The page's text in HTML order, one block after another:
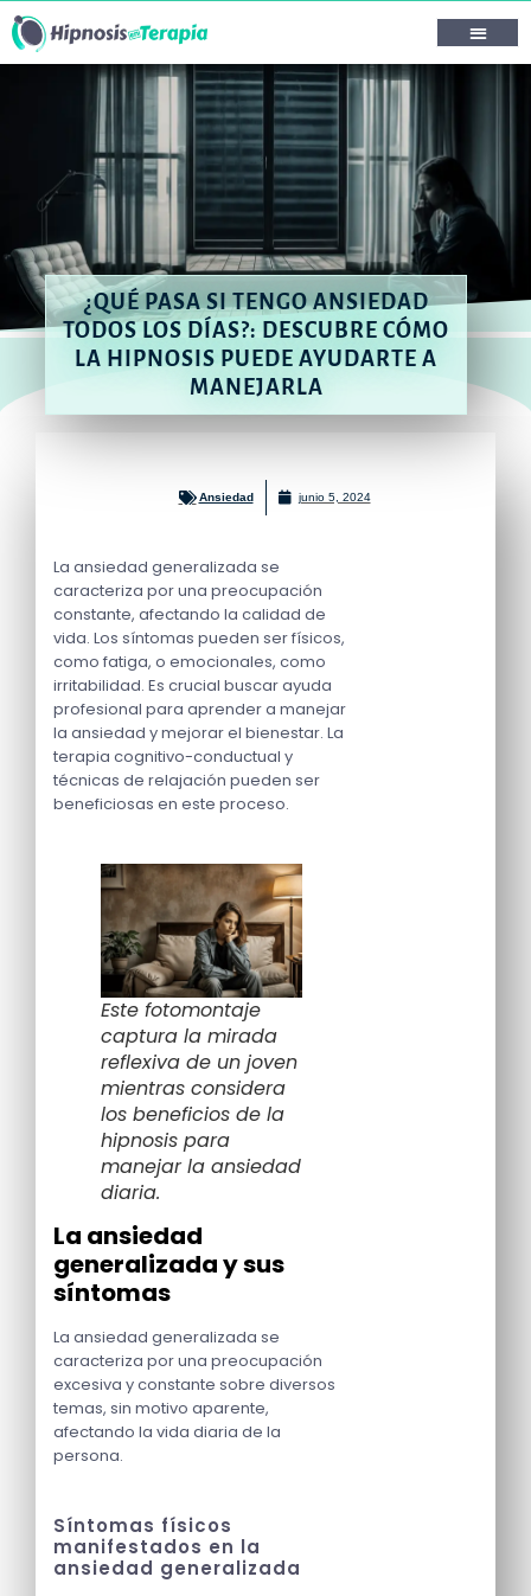
¿QUÉ PASA SI TENGO ANSIEDAD
TODOS LOS DÍAS?: DESCUBRE CÓMO
LA HIPNOSIS PUEDE AYUDARTE A
MANEJARLA
Ansiedad junio 5, 2024
La ansiedad generalizada se
caracteriza por una preocupación
constante, afectando la calidad de
vida. Los síntomas pueden ser físicos,
como fatiga, o emocionales, como
irritabilidad. Es crucial buscar ayuda
profesional para aprender a manejar
la ansiedad y mejorar el bienestar. La
terapia cognitivo-conductual y
técnicas de relajación pueden ser
beneficiosas en este proceso.
Este fotomontaje
captura la mirada
reflexiva de un joven
mientras considera
los beneficios de la
hipnosis para
manejar la ansiedad
diaria.
La ansiedad
generalizada y sus
síntomas
La ansiedad generalizada se
caracteriza por una preocupación
excesiva y constante sobre diversos
temas, sin motivo aparente,
afectando la vida diaria de la
persona.
Síntomas físicos
manifestados en la
ansiedad generalizada